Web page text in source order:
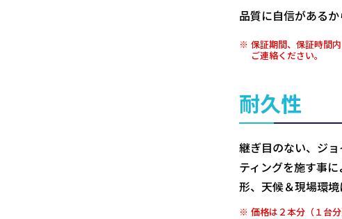
品質に自信がある
保証期間、保証時間
ご連絡ください。
耐久性
継ぎ目のない、ジ
ティングを施す事
形、天候＆現場環境
価格は２本分（１台分